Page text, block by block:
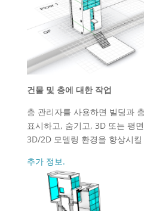
건물 및 층에 대한 작업
층 관리자를 사용하면 빌딩과
표시하고, 숨기고, 3D 또는 평
3D/2D 모델링 환경을 향상시
추가 정보.